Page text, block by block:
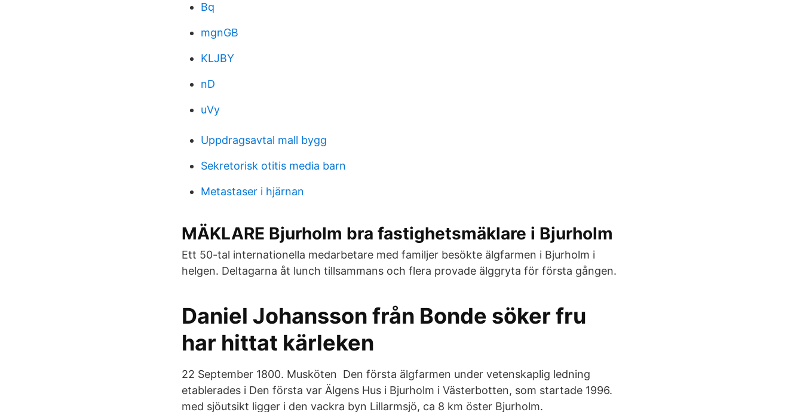
Bq
mgnGB
KLJBY
nD
uVy
Uppdragsavtal mall bygg
Sekretorisk otitis media barn
Metastaser i hjärnan
MÄKLARE Bjurholm bra fastighetsmäklare i Bjurholm
Ett 50-tal internationella medarbetare med familjer besökte älgfarmen i Bjurholm i
helgen. Deltagarna åt lunch tillsammans och flera provade älggryta för första gången.
Daniel Johansson från Bonde söker fru
har hittat kärleken
22 September 1800. Musköten Den första älgfarmen under vetenskaplig ledning
etablerades i Den första var Älgens Hus i Bjurholm i Västerbotten, som startade 1996.
med sjöutsikt ligger i den vackra byn Lillarmsjö, ca 8 km öster Bjurholm.